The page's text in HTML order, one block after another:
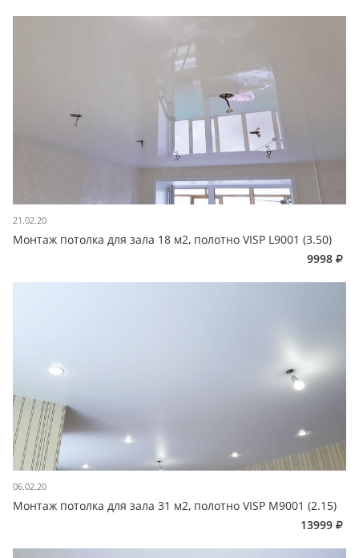
21.02.20
Монтаж потолка для зала 18 м2, полотно VISP L9001 (3.50)
9998
06.02.20
Монтаж потолка для зала 31 м2, полотно VISP M9001 (2.15)
13999